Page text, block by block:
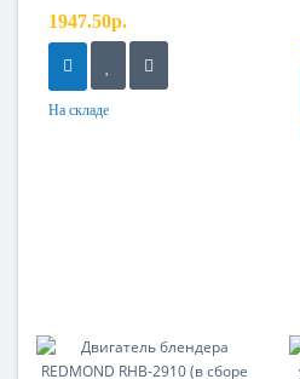
1947.50р.
На складе